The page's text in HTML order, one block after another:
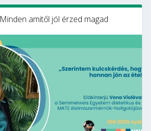
Minden amitől jól érzed magad